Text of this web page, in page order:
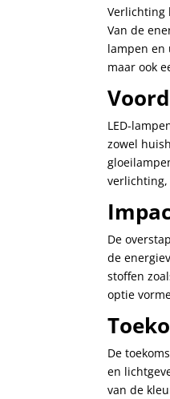
Verlichting
Van de
lampen en
maar ook
LED-
zowel
verlichting,
De
de
stoffen
optie
De
en
van de